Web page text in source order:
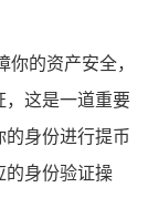
你的资产安全，
，这是一道重要
身份进行提币
的身份验证操